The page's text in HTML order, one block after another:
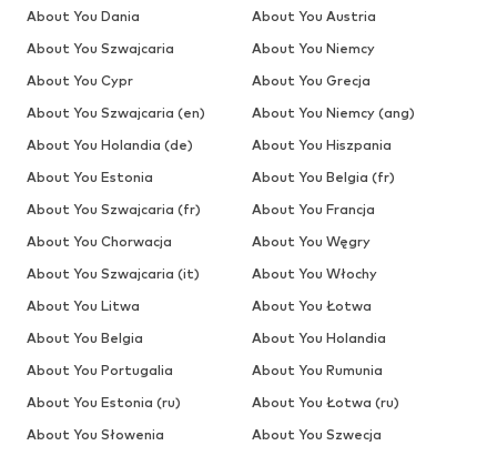
About You Dania
About You Austria
About You Szwajcaria
About You Niemcy
About You Cypr
About You Grecja
About You Szwajcaria (en)
About You Niemcy (ang)
About You Holandia (de)
About You Hiszpania
About You Estonia
About You Belgia (fr)
About You Szwajcaria (fr)
About You Francja
About You Chorwacja
About You Węgry
About You Szwajcaria (it)
About You Włochy
About You Litwa
About You Łotwa
About You Belgia
About You Holandia
About You Portugalia
About You Rumunia
About You Estonia (ru)
About You Łotwa (ru)
About You Słowenia
About You Szwecja